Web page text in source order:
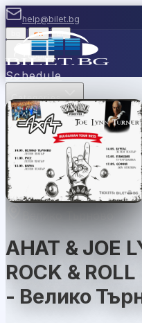
help@bilet.bg
en |
Login
Schedule
Categories
VenuesCash desksSell
usVouchersNewsFAQ
Велико Търново
AHAT & JOE
ROCK &
- Велико